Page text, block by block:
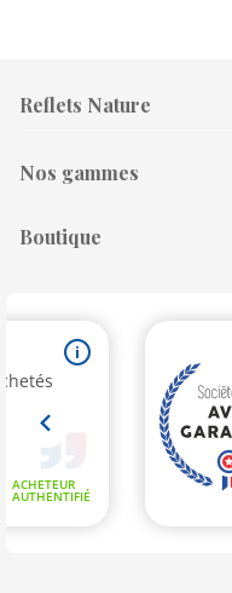
Reflets Nature
Nos gammes
Boutique